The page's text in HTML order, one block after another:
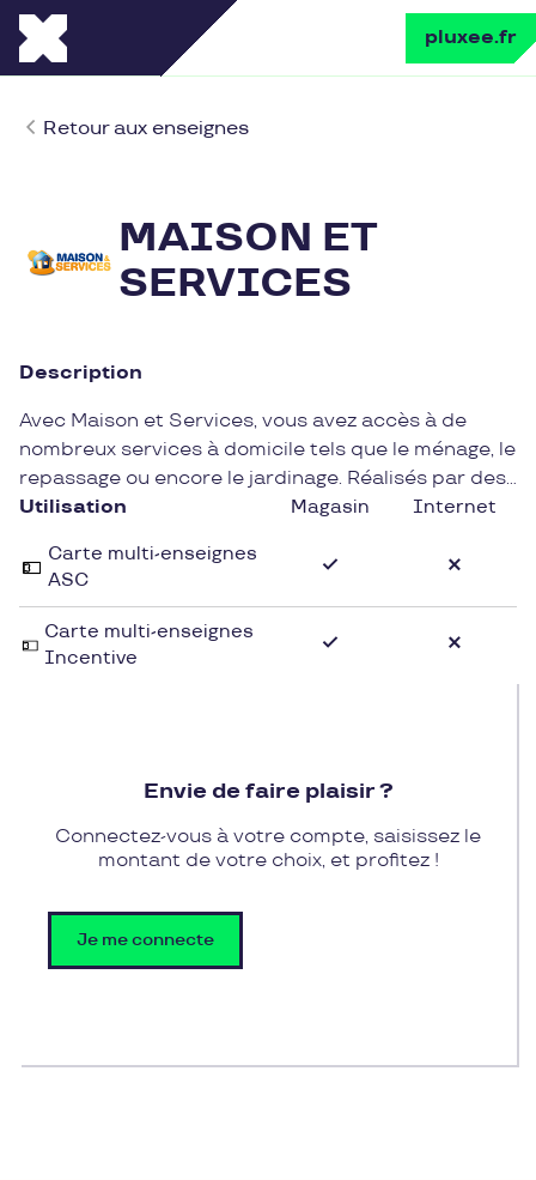
pluxee.fr
Retour aux enseignes
MAISON ET
SERVICES
Description
Avec Maison et Services, vous avez accès à de
nombreux services à domicile tels que le ménage, le
repassage ou encore le jardinage. Réalisés par des
professionnels, n'hésitez pas à faire appel à Maison
Utilisation Magasin Internet
Carte multi-enseignes
ASC
Carte multi-enseignes
Incentive
Envie de faire plaisir ?
Connectez-vous à votre compte, saisissez le
montant de votre choix, et profitez !
Je me connecte